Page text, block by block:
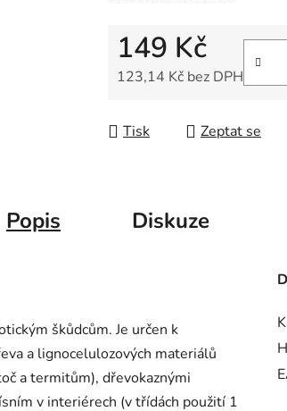
hvězdiček.
149 Kč
123,14 Kč bez DPH
Tisk Zeptat se
Popis Diskuze
škůdcům. Je určen k
a lignocelulozových materiálů
a termitům), dřevokaznými
v interiérech (v třídách použití 1